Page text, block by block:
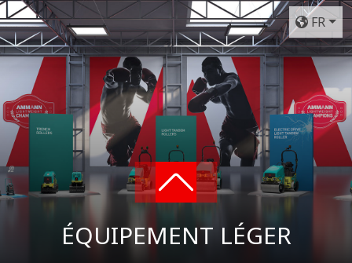
FR
ÉQUIPEMENT LÉGER